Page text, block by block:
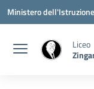
Vai ai contenuti
Vai al menu di
Vai al footer
Ministero
Liceo